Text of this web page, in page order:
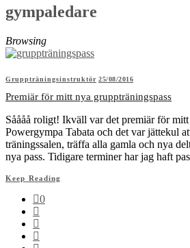
gympaledare
Browsing
Gruppträningsinstruktör 25/08/2016
Premiär för mitt nya gruppträningspass
Såååå roligt! Ikväll var det premiär för
Powergympa Tabata och det var jättekul
träningssalen, träffa alla gamla och nya
nya pass. Tidigare terminer har jag haft
Keep Reading
0